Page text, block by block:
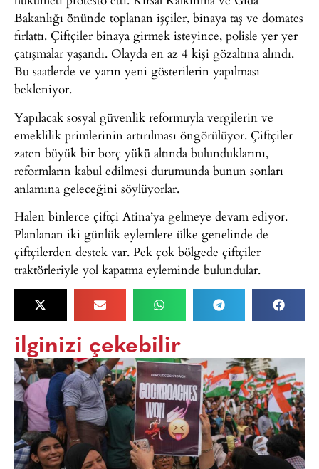
Bakanlığı önünde toplanan işçiler, binaya taş ve domates
fırlattı. Çiftçiler binaya girmek isteyince, polisle yer yer
çatışmalar yaşandı. Olayda en az 4 kişi gözaltına alındı.
Bu saatlerde ve yarın yeni gösterilerin yapılması
bekleniyor.
Yapılacak sosyal güvenlik reformuyla vergilerin ve
emeklilik primlerinin artırılması öngörülüyor. Çiftçiler
zaten büyük bir borç yükü altında bulunduklarını,
reformların kabul edilmesi durumunda bunun sonları
anlamına geleceğini söylüyorlar.
Halen binlerce çiftçi Atina’ya gelmeye devam ediyor.
Planlanan iki günlük eylemlere ülke genelinde de
çiftçilerden destek var. Pek çok bölgede çiftçiler
traktörleriyle yol kapatma eyleminde bulundular.
ilginizi çekebilir